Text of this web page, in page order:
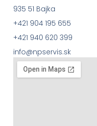
935 51 Bajka
+421 904 195 655
+421 940 620 399
info@npservis.sk